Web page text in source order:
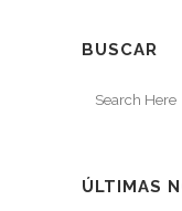
BUSCAR
ÚLTIMAS